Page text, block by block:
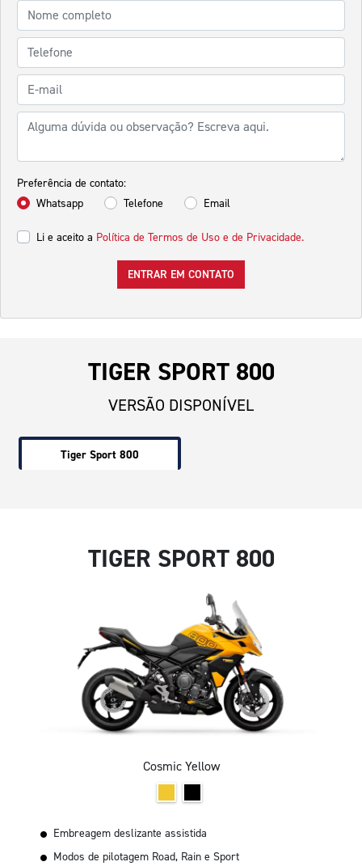
Preferência de contato:
Whatsapp
Telefone Email
Li e aceito a Política de Termos de Uso e de Privacidade.
ENTRAR EM CONTATO
TIGER SPORT 800
VERSÃO DISPONÍVEL
Tiger Sport 800
TIGER SPORT 800
Cosmic Yellow
Embreagem deslizante assistida
Modos de pilotagem Road, Rain e Sport